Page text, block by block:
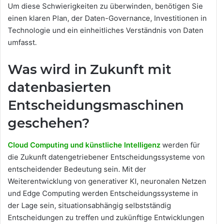
Um diese Schwierigkeiten zu überwinden, benötigen Sie
einen klaren Plan, der Daten-Governance, Investitionen in
Technologie und ein einheitliches Verständnis von Daten
umfasst.
Was wird in Zukunft mit
datenbasierten
Entscheidungsmaschinen
geschehen?
Cloud Computing und künstliche Intelligenz werden für
die Zukunft datengetriebener Entscheidungssysteme von
entscheidender Bedeutung sein. Mit der
Weiterentwicklung von generativer KI, neuronalen Netzen
und Edge Computing werden Entscheidungssysteme in
der Lage sein, situationsabhängig selbstständig
Entscheidungen zu treffen und zukünftige Entwicklungen